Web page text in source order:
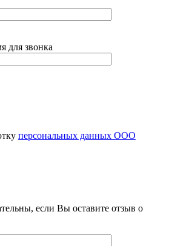
для звонка
персональных данных ООО
если Вы оставите отзыв о